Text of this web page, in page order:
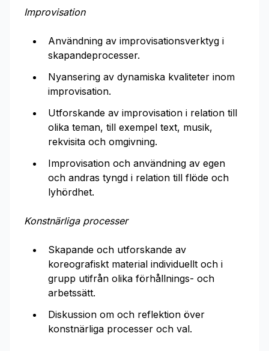
Improvisation
Användning av improvisationsverktyg i
skapandeprocesser.
Nyansering av dynamiska kvaliteter inom
improvisation.
Utforskande av improvisation i relation till
olika teman, till exempel text, musik,
rekvisita och omgivning.
Improvisation och användning av egen
och andras tyngd i relation till flöde och
lyhördhet.
Konstnärliga processer
Skapande och utforskande av
koreografiskt material individuellt och i
grupp utifrån olika förhållnings- och
arbetssätt.
Diskussion om och reflektion över
konstnärliga processer och val.